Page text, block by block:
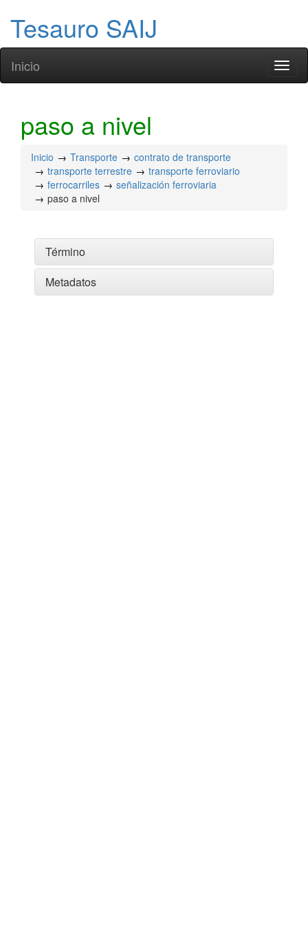
Tesauro SAIJ
Inicio
paso a nivel
Inicio Transporte
contrato de transporte
transporte terrestre
transporte ferroviario
ferrocarriles
señalización ferroviaria
paso a nivel
Término
Metadatos